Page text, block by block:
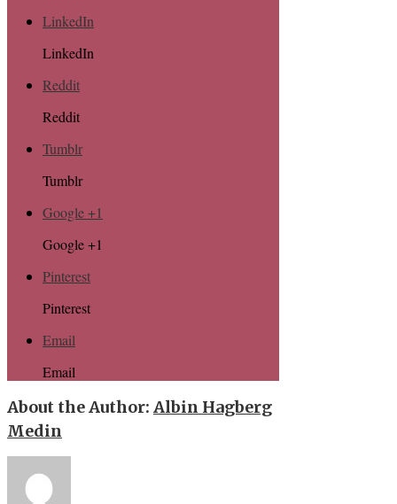
LinkedIn
LinkedIn
Reddit
Reddit
Tumblr
Tumblr
Google +1
Google +1
Pinterest
Pinterest
Email
Email
About the Author: Albin Hagberg
Medin